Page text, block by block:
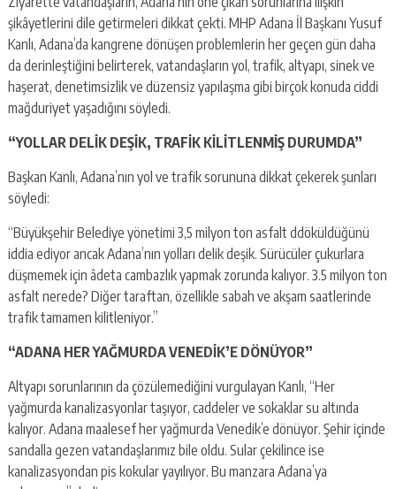
şikâyetlerini dile getirmeleri dikkat çekti. MHP Adana İl Başkanı Yusuf
Kanlı, Adana’da kangrene dönüşen problemlerin her geçen gün daha
da derinleştiğini belirterek, vatandaşların yol, trafik, altyapı, sinek ve
haşerat, denetimsizlik ve düzensiz yapılaşma gibi birçok konuda ciddi
mağduriyet yaşadığını söyledi.
“YOLLAR DELİK DEŞİK, TRAFİK KİLİTLENMİŞ DURUMDA”
Başkan Kanlı, Adana’nın yol ve trafik sorununa dikkat çekerek şunları
söyledi:
“Büyükşehir Belediye yönetimi 3,5 milyon ton asfalt ddöküldüğünü
iddia ediyor ancak Adana’nın yolları delik deşik. Sürücüler çukurlara
düşmemek için âdeta cambazlık yapmak zorunda kalıyor. 3.5 milyon ton
asfalt nerede? Diğer taraftan, özellikle sabah ve akşam saatlerinde
trafik tamamen kilitleniyor.”
“ADANA HER YAĞMURDA VENEDİK’E DÖNÜYOR”
Altyapı sorunlarının da çözülemediğini vurgulayan Kanlı, “Her
yağmurda kanalizasyonlar taşıyor, caddeler ve sokaklar su altında
kalıyor. Adana maalesef her yağmurda Venedik’e dönüyor. Şehir içinde
sandalla gezen vatandaşlarımız bile oldu. Sular çekilince ise
kanalizasyondan pis kokular yayılıyor. Bu manzara Adana’ya